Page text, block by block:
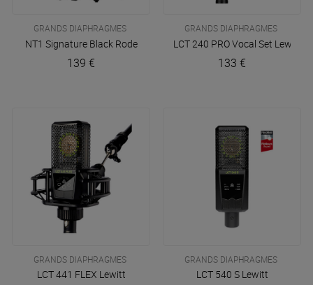
GRANDS DIAPHRAGMES
NT1 Signature Black Rode
139 €
GRANDS DIAPHRAGMES
LCT 240 PRO Vocal Set Lewitt
133 €
GRANDS DIAPHRAGMES
LCT 441 FLEX Lewitt
GRANDS DIAPHRAGMES
LCT 540 S Lewitt